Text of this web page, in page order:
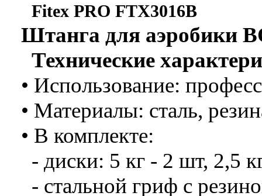
Fitex PRO FTX3016B
Штанга для аэробики
Технические
• Использование:
• Материалы: сталь,
• В комплекте:
- диски: 5 кг - 2 шт, 2,5
- стальной гриф с